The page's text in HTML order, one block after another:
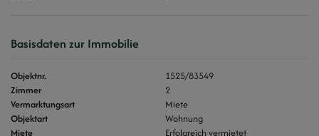
Basisdaten zur Immobilie
Objektnr.
1525/83549
Zimmer
2
Vermarktungsart
Miete
Objektart
Wohnung
Miete
Erfolgreich vermietet